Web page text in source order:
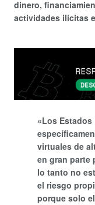
dinero,
actividades ilícitas
«Los
virtuales de
en gran parte
lo tanto no
el riesgo
porque solo